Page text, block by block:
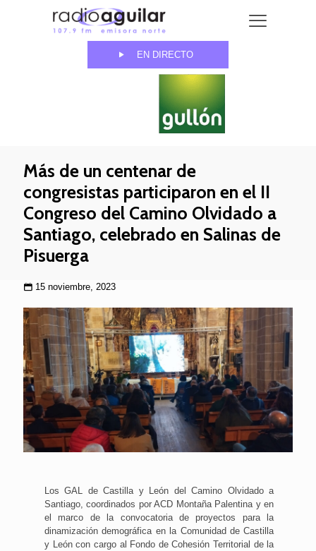
EN DIRECTO
Más de un centenar de
congresistas participaron en el II
Congreso del Camino Olvidado a
Santiago, celebrado en Salinas de
Pisuerga
15 noviembre, 2023
Los GAL de Castilla y León del Camino Olvidado a
Santiago, coordinados por ACD Montaña Palentina y en
el marco de la convocatoria de proyectos para la
dinamización demográfica en la Comunidad de Castilla
y León con cargo al Fondo de Cohesión Territorial de la